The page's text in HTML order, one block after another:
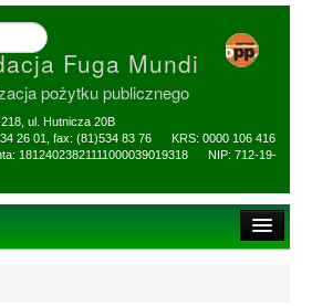
Fuga Mundi
pożytku publicznego
ul. Hutnicza 20B
26 01, fax: (81)534 83 76 KRS: 0000 106 416
18124023821111000039019318 NIP: 712-19-